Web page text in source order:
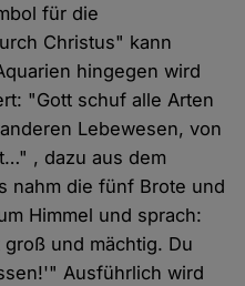
für die
Christus" kann
hingegen wird
"Gott schuf alle Arten
Lebewesen, von
, dazu aus dem
nahm die fünf Brote und
Himmel und sprach:
und mächtig. Du
Ausführlich wird